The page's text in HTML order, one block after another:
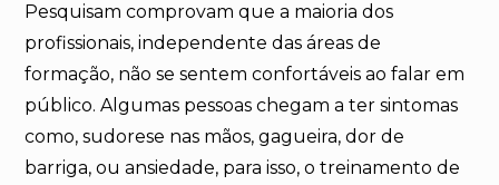
Pesquisam comprovam que a maioria dos
profissionais, independente das áreas de
formação, não se sentem confortáveis ao falar em
público. Algumas pessoas chegam a ter sintomas
como, sudorese nas mãos, gagueira, dor de
barriga, ou ansiedade, para isso, o treinamento de